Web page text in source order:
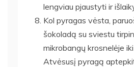
lengviau pjaustyti ir
Kol pyragas vėsta,
šokoladą su sviestu
mikrobangų krosnelėje
Atvėsusį pyragą